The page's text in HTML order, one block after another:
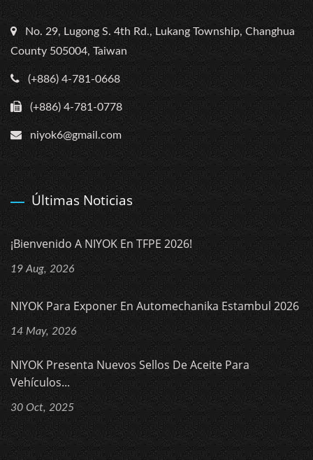
No. 29, Lugong S. 4th Rd., Lukang Township, Changhua
County 505004, Taiwan
(+886) 4-781-0668
(+886) 4-781-0778
niyok6@gmail.com
Últimas Noticias
¡Bienvenido A NIYOK En TFPE 2026!
19 Aug, 2026
NIYOK Para Exponer En Automechanika Estambul 2026
14 May, 2026
NIYOK Presenta Nuevos Sellos De Aceite Para
Vehículos...
30 Oct, 2025